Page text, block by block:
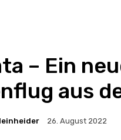
– Ein
aus
26. August 2022